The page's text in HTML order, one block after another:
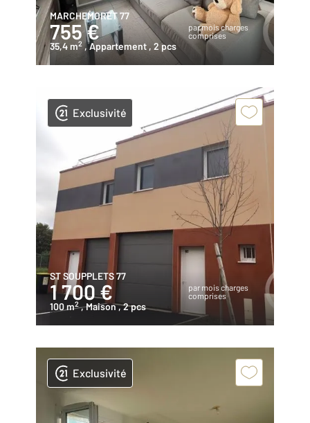
MARCHEMORET 77
755 €
par mois charges
comprises
35,4 m2 , Appartement , 2 pcs
Exclusivité
ST SOUPPLETS 77
1 700 €
par mois charges
comprises
100 m2 , Maison, 2 pcs
Exclusivité